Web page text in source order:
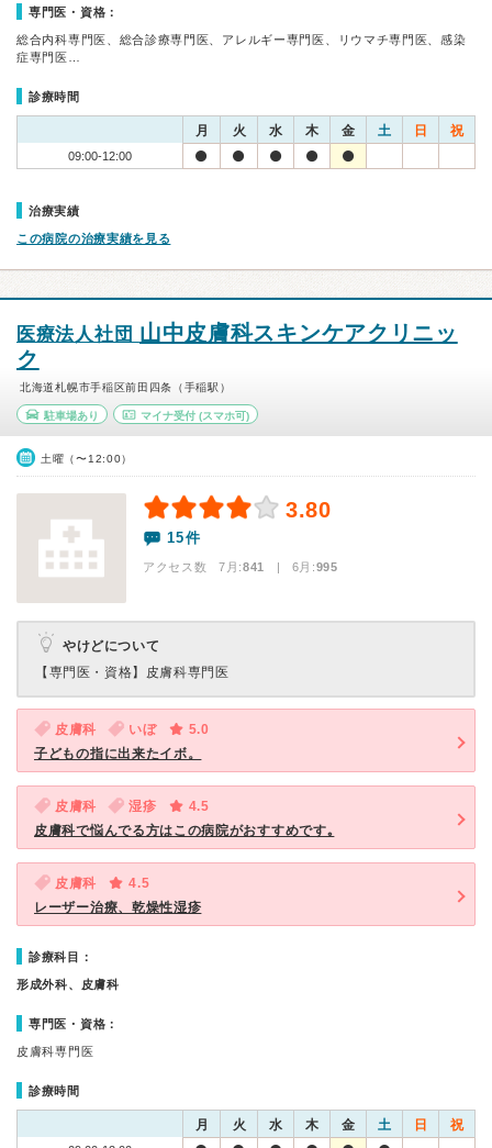
専門医・資格：
総合内科専門医、総合診療専門医、アレルギー専門医、リウマチ専門医、感染
症専門医…
診療時間
月 火 水 木 金 土 日 祝
09:00-12:00
治療実績
この病院の治療実績を見る
医療法人社団 山中皮膚科スキンケアクリニッ
ク
北海道札幌市手稲区前田四条（手稲駅）
駐車場あり マイナ受付(スマホ可)
土曜（〜12:00）
3.80
15件
アクセス数 7月:841 | 6月:995
やけどについて
【専門医・資格】 皮膚科専門医
皮膚科 いぼ
5.0
子どもの指に出来たイボ。
皮膚科 湿疹
4.5
皮膚科で悩んでる方はこの病院がおすすめです｡
皮膚科
4.5
レーザー治療、乾燥性湿疹
診療科目：
形成外科、皮膚科
専門医・資格：
皮膚科専門医
診療時間
月 火 水 木 金 土 日 祝